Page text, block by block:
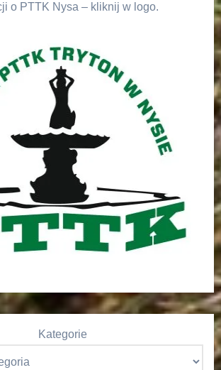
o PTTK Nysa – kliknij w logo.
Kategorie